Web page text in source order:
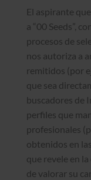
El aspirante
a “00 Seeds”,
procesos de
nos autoriza a
remitidos (por
que sea
buscadores de
perfiles que
profesionales
obtenidos en
que revele en
de valorar su